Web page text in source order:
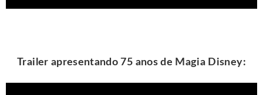
Trailer apresentando 75 anos de Magia Disney: